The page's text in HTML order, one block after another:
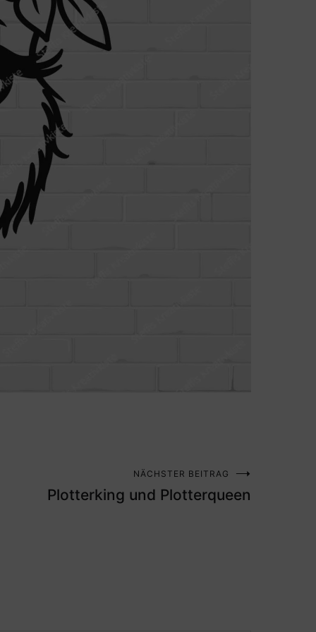
NÄCHSTER BEITRAG
Plotterking und Plotterqueen